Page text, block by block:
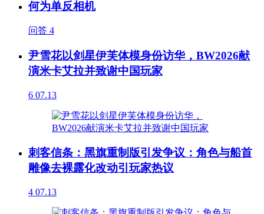
何为单反相机
问答 4
尹雪花以剑星伊芙体模身份访华，BW2026献
演米卡艾拉并致谢中国玩家
6 07.13
刺客信条：黑旗重制版引发争议：角色与船首
雕像去裸露化改动引玩家热议
4 07.13